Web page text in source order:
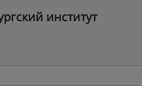
институт